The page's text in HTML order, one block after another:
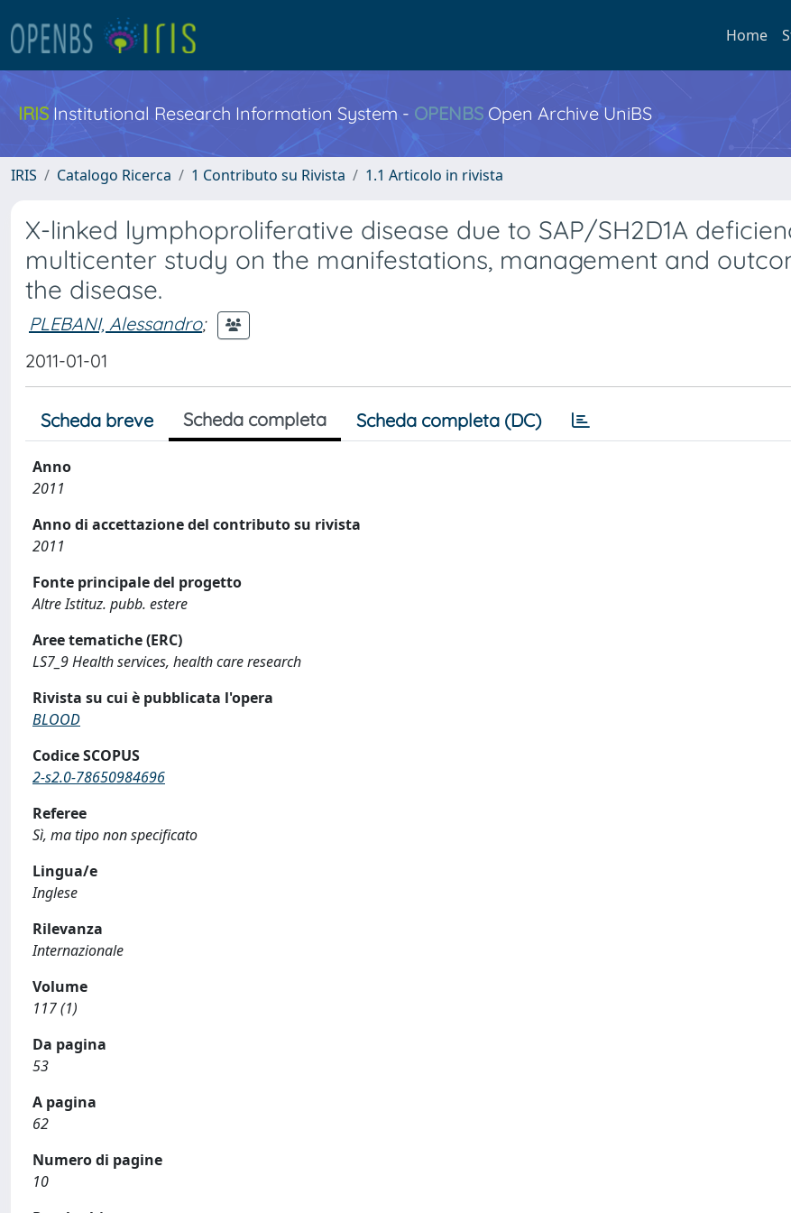
Home
IRIS Institutional Research Information System - OPENBS Open Archive UniBS
IRIS Catalogo Ricerca 1 Contributo su Rivista 1.1 Articolo in rivista
X-linked lymphoproliferative disease due to SAP/SH2D1A
multicenter study on the manifestations, management and
the disease.
PLEBANI, Alessandro;
2011-01-01
Scheda breve Scheda completa Scheda completa (DC)
Anno
2011
Anno di accettazione del contributo su rivista
2011
Fonte principale del progetto
Altre Istituz. pubb. estere
Aree tematiche (ERC)
LS7_9 Health services, health care research
Rivista su cui è pubblicata l'opera
BLOOD
Codice SCOPUS
2-s2.0-78650984696
Referee
Sì, ma tipo non specificato
Lingua/e
Inglese
Rilevanza
Internazionale
Volume
117 (1)
Da pagina
53
A pagina
62
Numero di pagine
10